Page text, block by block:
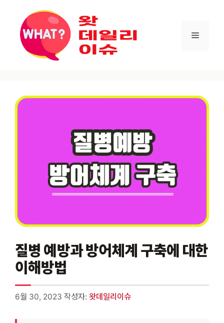
건너뛰기
메뉴
질병 예방과 방어체계 구축에 대한
이해방법
6월 30, 2023 작성자: 왓데일리이슈